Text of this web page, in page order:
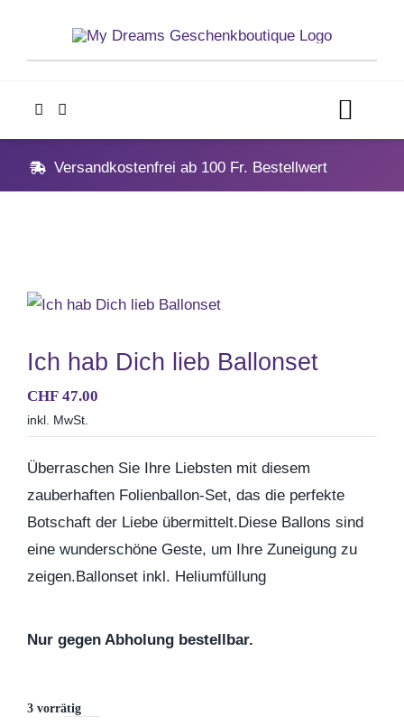
content
Home
Geburtstag
Kommunion &
Muttertag
Valentinstag
Versandkostenfrei ab 100 Fr. Bestellwert
Ich hab Dich lieb Ballonset
CHF47.00
inkl. MwSt.
Überraschen Sie Ihre Liebsten mit diesem
zauberhaften Folienballon-Set, das die perfekte
Botschaft der Liebe übermittelt.Diese Ballons sind
eine wunderschöne Geste, um Ihre Zuneigung zu
zeigen.Ballonset inkl. Heliumfüllung
Nur gegen Abholung bestellbar.
3 vorrätig